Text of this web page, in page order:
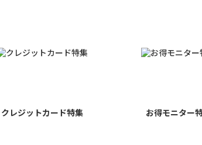
クレジットカード特集 お得モニター